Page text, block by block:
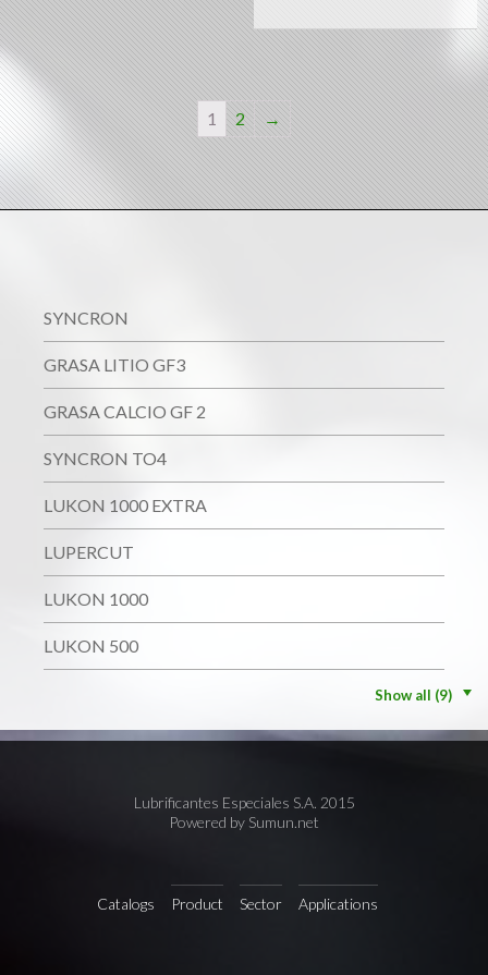
1 2 →
SYNCRON
GRASA LITIO GF3
GRASA CALCIO GF 2
SYNCRON TO4
LUKON 1000 EXTRA
LUPERCUT
LUKON 1000
LUKON 500
Show all (9)
Lubrificantes Especiales S.A. 2015
Powered by Sumun.net
Catalogs Product Sector Applications